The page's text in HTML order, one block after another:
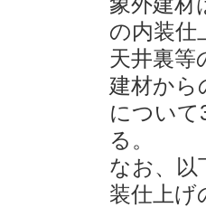
の内装仕
天井裏等
建材から
につい
る。
なお、以
装仕上げ